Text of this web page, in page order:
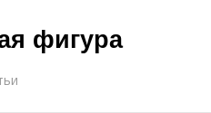
фигура